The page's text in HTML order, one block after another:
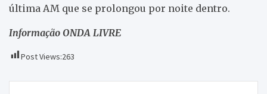
última AM que se prolongou por noite dentro.
Informação ONDA LIVRE
Post Views:263